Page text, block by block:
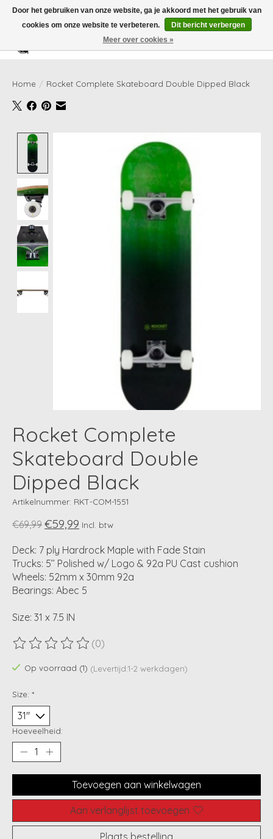
Verlanglijst
Home / Rocket Complete Skateboard Double Dipped Black
Product image slideshow Items
Rocket Complete
Skateboard Double
Dipped Black
Artikelnummer: RKT-COM-1551
€69,99 €59,99 Incl. btw
Deck: 7 ply Hardrock Maple with Fade Stain
Trucks: 5’’ Polished w/ Logo & 92a PU Cast cushion
Wheels: 52mm x 30mm 92a
Bearings: Abec 5
Size: 31 x 7.5 IN
De beoordeling van dit product is
(0)
Op voorraad (1) (Levertijd:1-2 werkdagen)
Size: *
Hoeveelheid:
Toevoegen aan winkelwagen
Aan verlanglijst toevoegen
Plaats bestelling
Door het gebruiken van onze website, ga je akkoord met het gebruik van
cookies om onze website te verbeteren.
Dit bericht verbergen
Meer over cookies »